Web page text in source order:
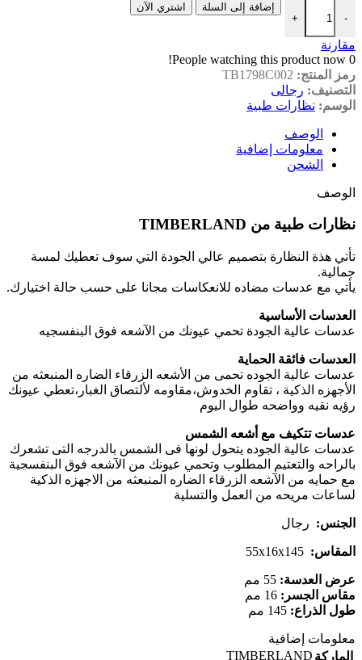
-
+
إضافة إلى السلة اشتري الآن
مقارنة
0
People watching this product now!
رمز المنتج: TB1798C002
التصنيف: رجالى
الوسم: نظارات طبية
الوصف
معلومات إضافية
الشحن
الوصف
نظارات طبية من TIMBERLAND
تأتي هذة النظارة بتصميم عالي الجودة التي سوف تعطيك لمسة
جمالية.
يأتي مع عدسات مضاده للانعكاسات مجانا على حسب حالة اختيارك.
العدسات الأساسية
عدسات عالية الجودة تحمي عيونك من الآشعه فوق البنفسجيه
العدسات فائقة الحماية
عدسات عالية الجوده تحمى من الأشعه الزرقاء الضاره المنبعثه من
الأجهزه الذكية ، تقاوم الخدوش،مقاومه لألتصاق الغبار،تعطي عيونك
رؤيه نقيه وواضحه طوال اليوم
عدسات تتكيف مع أشعه الشمس
عدسات عالية الجوده يتحول لونها فى الشمس بالدرجه التى تشعرك
بالراحه والتعتيم المطلوب وتحمي عيونك من الآشعه فوق البنفسجية
مع حمايه من الآشعه الزرقاء الضاره المنبعثه من الاجهزه الذكية
لساعات مريحه من العمل والتسلية
الجنس: رجال
المقاس:
عرض العدسة:
مقاس الجسر:
طول الذراع:
معلومات إضافية
الماركة TIMBERLAND